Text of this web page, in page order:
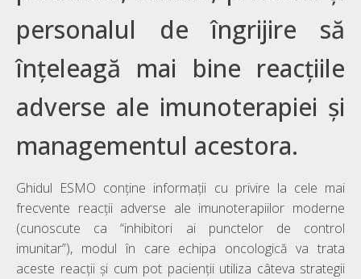
personalul de îngrijire să
înțeleagă mai bine reacțiile
adverse ale imunoterapiei și
managementul acestora.
Ghidul ESMO conține informații cu privire la cele mai
frecvente reacții adverse ale imunoterapiilor moderne
(cunoscute ca “inhibitori ai punctelor de control
imunitar”), modul în care echipa oncologică va trata
aceste reacții și cum pot pacienții utiliza câteva strategii